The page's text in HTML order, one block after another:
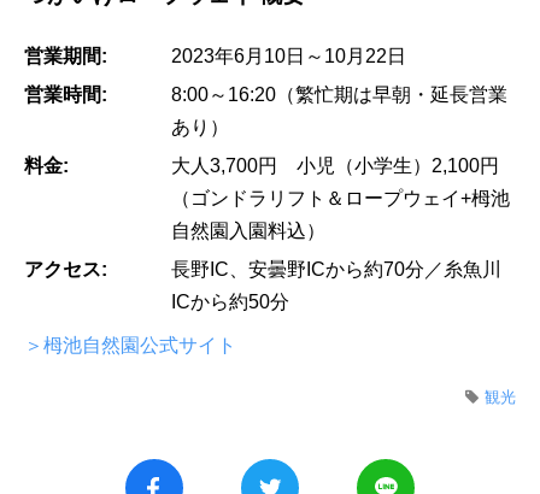
営業期間:
2023年6月10日～10月22日
営業時間:
8:00～16:20（繁忙期は早朝・延長営業
あり）
料金:
大人3,700円 小児（小学生）2,100円
（ゴンドラリフト＆ロープウェイ+栂池
自然園入園料込）
アクセス:
長野IC、安曇野ICから約70分／糸魚川
ICから約50分
＞栂池自然園公式サイト
観光